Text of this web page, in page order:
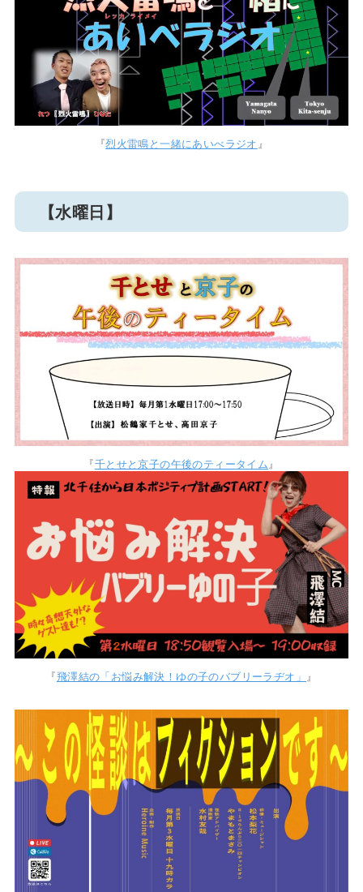
『烈火雷鳴と一緒にあいべラジオ 』
【水曜日】
『千とせと京子の午後のティータイム 』
『飛澤結の「お悩み解決！ゆの子のバブリーラヂオ」 』